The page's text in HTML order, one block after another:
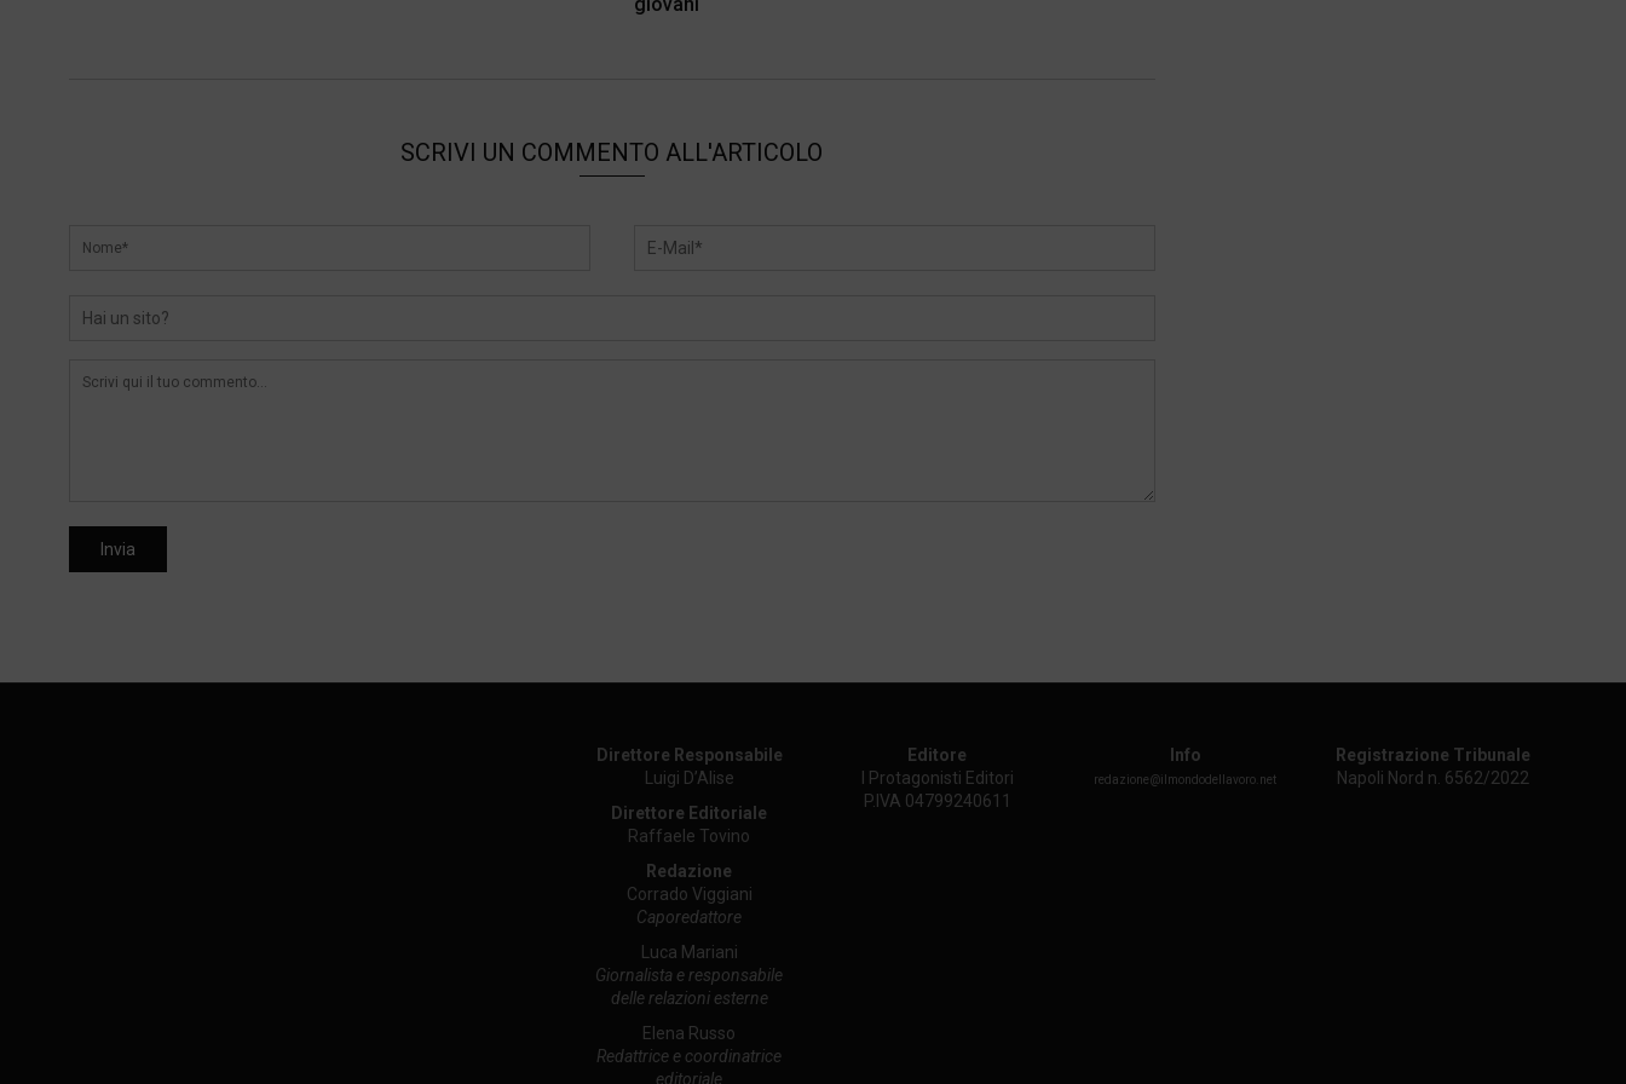
SCRIVI UN COMMENTO ALL'ARTICOLO
Direttore Responsabile
Luigi D’Alise
Direttore Editoriale
Raffaele Tovino
Redazione
Corrado Viggiani
Caporedattore
Luca Mariani
Giornalista e responsabile
delle relazioni esterne
Elena Russo
Redattrice e coordinatrice
editoriale
Editore
I Protagonisti Editori
P.IVA 04799240611
Info
redazione@ilmondodellavoro.net
Registrazione Tribunale
Napoli Nord n. 6562/2022